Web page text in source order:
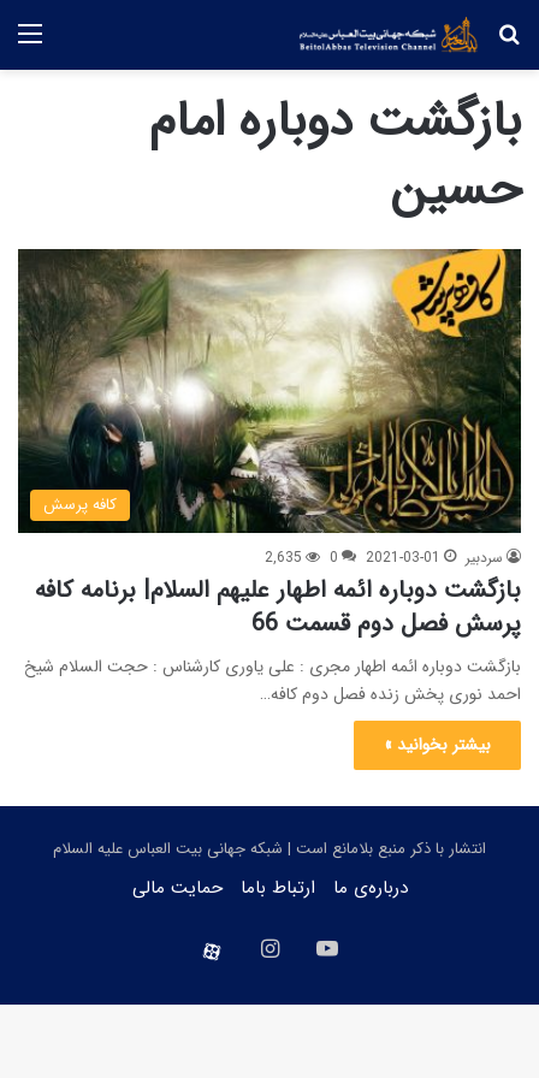
جستجو
بازگشت دوباره امام
حسین
کافه پرسش
سردبیر 2021-03-01
0
2,635
بازگشت دوباره ائمه اطهار علیهم السلام| برنامه کافه
پرسش فصل دوم قسمت 66
بازگشت دوباره ائمه اطهار مجری : علی یاوری کارشناس : حجت السلام شیخ
احمد نوری پخش زنده فصل دوم کافه…
بیشتر بخوانید »
انتشار با ذکر منبع بلامانع است | شبکه جهانی بیت العباس علیه السلام
درباره‌ی ما ارتباط باما حمایت مالی
یوتیوب اینستاگرام